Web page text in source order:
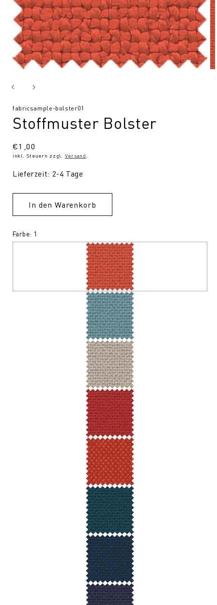
SKU:
fabricsample-bolster01
Stoffmuster Bolster
Normaler
Preis
€1,00
inkl. Steuern zzgl. Versand
Lieferzeit: 2-4 Tage
In den Warenkorb
Farbe: 1